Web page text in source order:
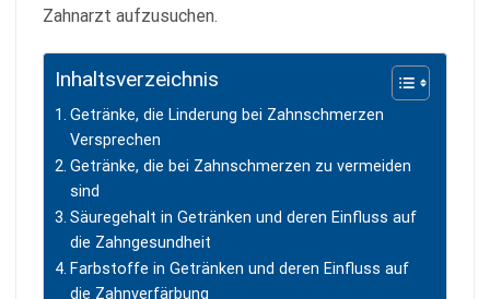
Zahnarzt aufzusuchen.
Inhaltsverzeichnis
Getränke, die Linderung bei Zahnschmerzen
Versprechen
Getränke, die bei Zahnschmerzen zu vermeiden
sind
Säuregehalt in Getränken und deren Einfluss auf
die Zahngesundheit
Farbstoffe in Getränken und deren Einfluss auf
die Zahnverfärbung